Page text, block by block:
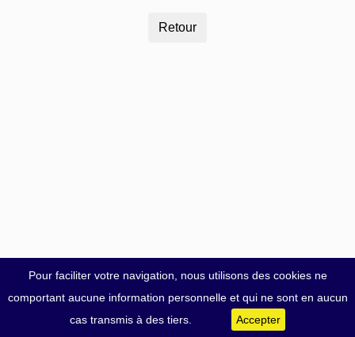
Pour faciliter votre navigation, nous utilisons des cookies ne
comportant aucune information personnelle et qui ne sont en aucun
cas transmis à des tiers.
Accepter